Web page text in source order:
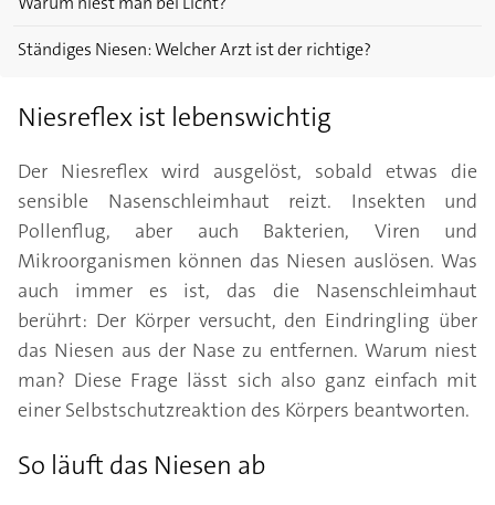
Ständiges Niesen: Welcher Arzt ist der richtige?
Niesreflex ist lebenswichtig
Der Niesreflex wird ausgelöst, sobald etwas die
sensible Nasenschleimhaut reizt. Insekten und
Pollenflug, aber auch Bakterien, Viren und
Mikroorganismen können das Niesen auslösen. Was
auch immer es ist, das die Nasenschleimhaut
berührt: Der Körper versucht, den Eindringling über
das Niesen aus der Nase zu entfernen. Warum niest
man? Diese Frage lässt sich also ganz einfach mit
einer Selbstschutzreaktion des Körpers beantworten.
So läuft das Niesen ab